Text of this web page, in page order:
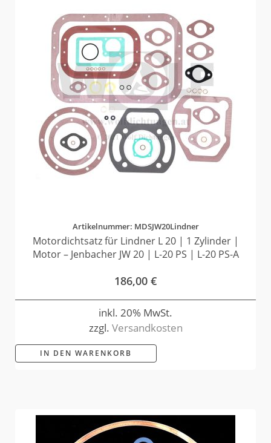
Artikelnummer: MDSJW20Lindner
Motordichtsatz für Lindner L 20 | 1 Zylinder |
Motor – Jenbacher JW 20 | L-20 PS | L-20 PS-A
186,00 €
inkl. 20% MwSt.
zzgl. Versandkosten
IN DEN WARENKORB